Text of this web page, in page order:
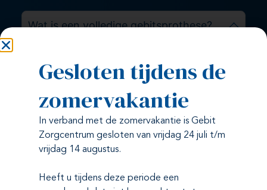
Wat is een volledige gebitsprothese?
kunstgebit voor mensen die al hun tanden verloren
hebben. Het is ontworpen om de functie en
esthetiek van uw gebit te herstellen, zodat u weer
normaal kunt spreken, eten en lachen.
Hoe wordt een volledige
gebitsprothese gemaakt?
Gesloten tijdens de
zomervakantie
In verband met de zomervakantie is Gebit
Zorgcentrum gesloten van vrijdag 24 juli t/m
vrijdag 14 augustus.
Heeft u tijdens deze periode een